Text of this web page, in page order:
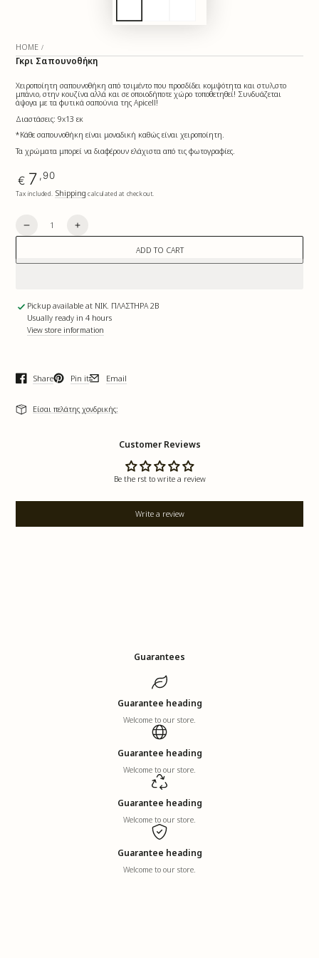
HOME /
Γκρι Σαπουνοθήκη
Χειροποίητη σαπουνοθήκη από τσιμέντο που προσδίδει κομψότητα και στυλ,στο
μπάνιο, στην κουζίνα αλλά και σε οποιοδήποτε χώρο τοποθετηθεί! Συνδυάζεται
άψογα με τα φυτικά σαπούνια της Apicell!
Διαστάσεις: 9x13 εκ
*Κάθε σαπουνοθήκη είναι μοναδική καθώς είναι χειροποίητη.
Τα χρώματα μπορεί να διαφέρουν ελάχιστα από τις φωτογραφίες.
Regular
price
€ 7 ,90
Tax included. Shipping calculated at checkout.
Decrease
quantity
Σαπουνοθήκη
Increase
quantity
Σαπουνοθήκη
ADD TO CART
Pickup available at ΝΙΚ. ΠΛΑΣΤΗΡΑ 2Β
Usually ready in 4 hours
View store information
Share
Opens in a new window.
Pin it
Opens in a new window.
Email
Opens in a new window.
Είσαι πελάτης χονδρικής:
Customer Reviews
Be the first to write a review
Write a review
Guarantees
Guarantee heading
Welcome to our store.
Guarantee heading
Welcome to our store.
Guarantee heading
Welcome to our store.
Guarantee heading
Welcome to our store.